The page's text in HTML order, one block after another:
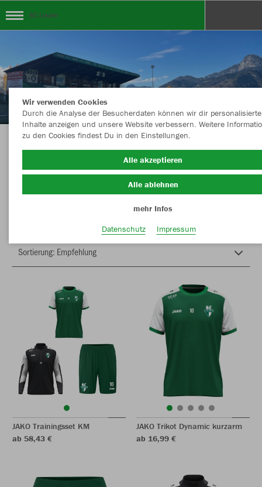
SC Liezen
SC Liezen Shop
Farbe
JAKO Trainingsset KM
ab 58,43 €
JAKO Trikot Dynamic kurzarm
ab 16,99 €
Wir verwenden Cookies
Durch die Analyse der Besucherdaten können wir dir personalisierte
Inhalte anzeigen und unsere Website verbessern. Weitere
zu den Cookies findest Du in den Einstellungen.
Alle akzeptieren
Alle ablehnen
mehr Infos
Datenschutz
Impressum